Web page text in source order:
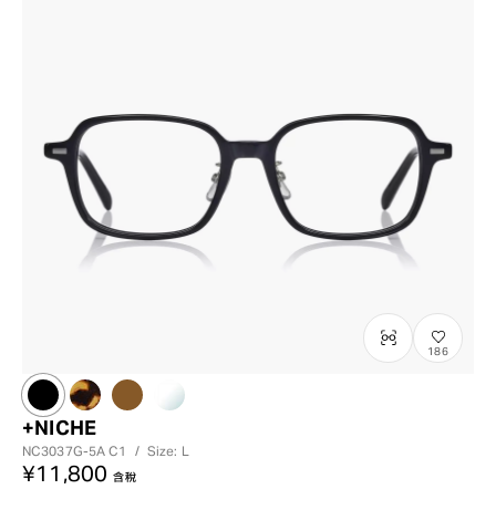
186
+NICHE
NC3037G-5AC1 / Size: L
¥11,800 含稅